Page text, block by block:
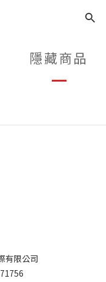
隱藏商品
有限公司